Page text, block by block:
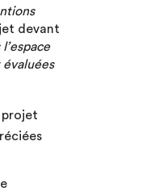
devant
projet